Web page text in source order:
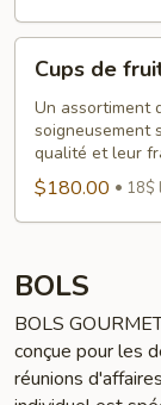
fruits
Cups de
Un assortiment
soigneusement
qualité et leur
$180.00 18$
BOLS
BOLS
conçue pour les
réunions